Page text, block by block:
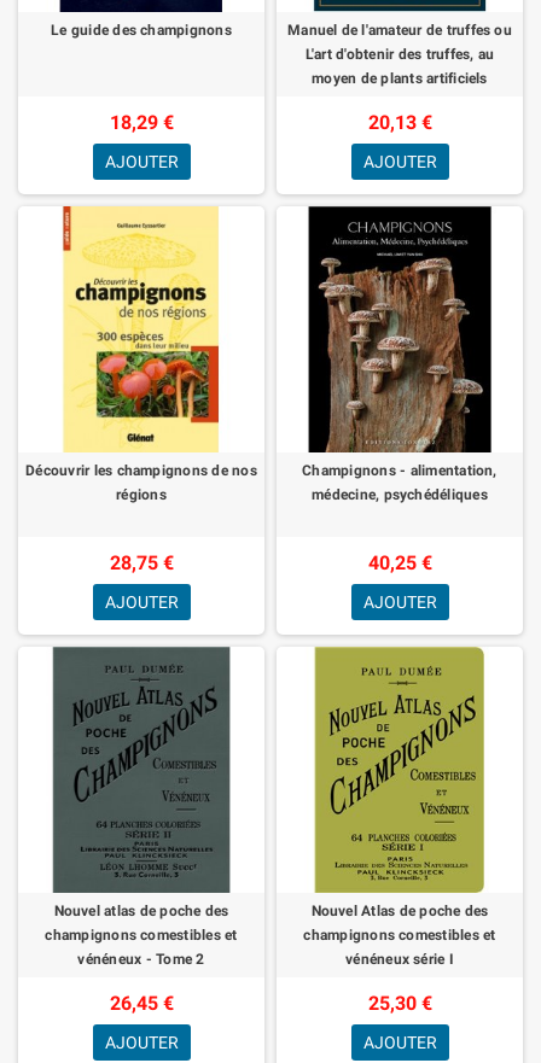
Le guide des champignons
18,29 €
AJOUTER
Manuel de l'amateur de truffes ou
L'art d'obtenir des truffes, au
moyen de plants artificiels
20,13 €
AJOUTER
Découvrir les champignons de nos
régions
28,75 €
AJOUTER
Champignons - alimentation,
médecine, psychédéliques
40,25 €
AJOUTER
Nouvel atlas de poche des
champignons comestibles et
vénéneux - Tome 2
26,45 €
AJOUTER
Nouvel Atlas de poche des
champignons comestibles et
vénéneux série I
25,30 €
AJOUTER